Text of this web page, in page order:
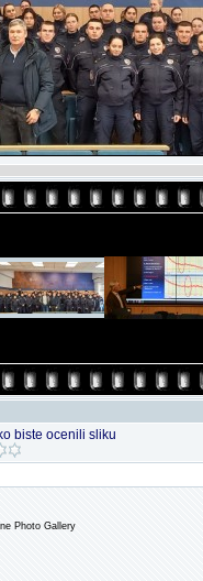
biste ocenili sliku
Photo Gallery